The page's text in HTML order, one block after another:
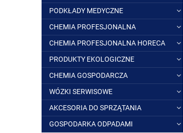
PODKŁADY MEDYCZNE
CHEMIA PROFESJONALNA
CHEMIA PROFESJONALNA HORECA
PRODUKTY EKOLOGICZNE
CHEMIA GOSPODARCZA
WÓZKI SERWISOWE
AKCESORIA DO SPRZĄTANIA
GOSPODARKA ODPADAMI